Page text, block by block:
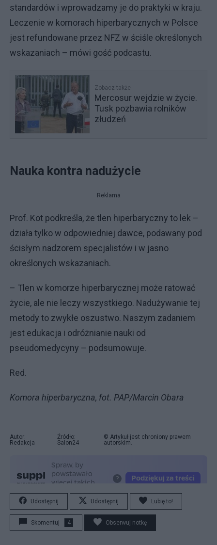
standardów i wprowadzamy je do praktyki w kraju.
Leczenie w komorach hiperbarycznych w Polsce
jest refundowane przez NFZ w ściśle określonych
wskazaniach – mówi gość podcastu.
Zobacz także
Mercosur wejdzie w życie.
Tusk pozbawia rolników
złudzeń
Nauka kontra nadużycie
Reklama
Prof. Kot podkreśla, że tlen hiperbaryczny to lek –
działa tylko w odpowiedniej dawce, podawany pod
ścisłym nadzorem specjalistów i w jasno
określonych wskazaniach.
– Tlen w komorze hiperbarycznej może ratować
życie, ale nie leczy wszystkiego. Nadużywanie tej
metody to zwykłe oszustwo. Naszym zadaniem
jest edukacja i odróżnianie nauki od
pseudomedycyny – podsumowuje.
Red.
Komora hiperbaryczna, fot. PAP/Marcin Obara
Autor:
Redakcja
Źródło:
Salon24
© Artykuł jest chroniony prawem
autorskim.
Udostępnij Udostępnij Lubię to!
Skomentuj 4 Obserwuj notkę